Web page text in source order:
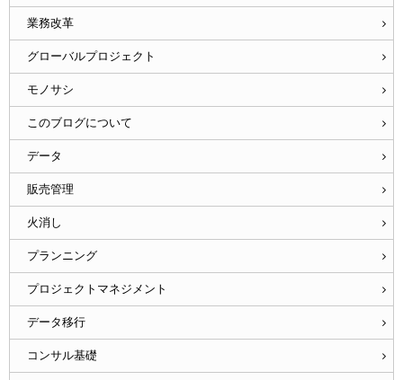
業務改革
グローバルプロジェクト
モノサシ
このブログについて
データ
販売管理
火消し
プランニング
プロジェクトマネジメント
データ移行
コンサル基礎